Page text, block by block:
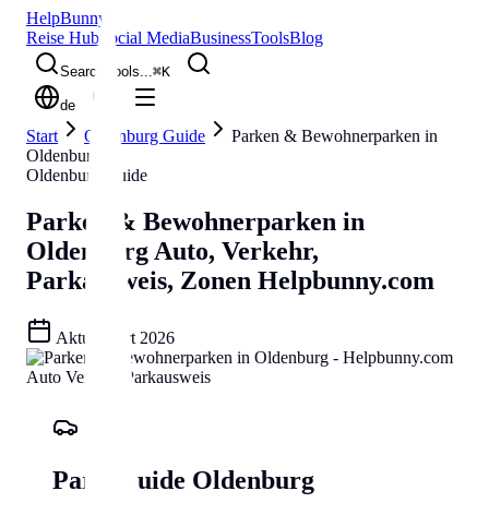
HelpBunny
Reise Hub Social MediaBusinessToolsBlog
Search tools...⌘K
de
Start Oldenburg Guide
Parken & Bewohnerparken in
Oldenburg
Oldenburg Guide
Parken & Bewohnerparken in
Oldenburg Auto, Verkehr,
Parkausweis, Zonen Helpbunny.com
Aktualisiert 2026
Park-Guide Oldenburg